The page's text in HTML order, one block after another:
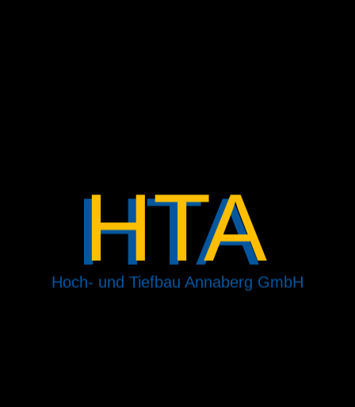
HTA
Hoch- und Tiefbau Annaberg GmbH